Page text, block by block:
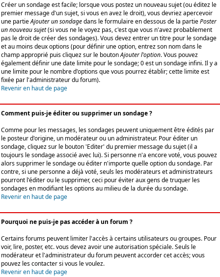
Créer un sondage est facile; lorsque vous postez un nouveau sujet (ou éditez le
premier message d'un sujet, si vous en avez le droit), vous devriez apercevoir
une partieAjouter un sondagedans le formulaire en dessous de la partiePoster
un nouveau sujet(si vous ne le voyez pas, c'est que vous n'avez probablement
pas le droit de créer des sondages). Vous devez entrer un titre pour le sondage
et au moins deux options (pour définir une option, entrez son nom dans le
champ approprié puis cliquez sur le boutonAjouter l'option. Vous pouvez
également définir une date limite pour le sondage; 0 est un sondage infini. Il y a
une limite pour le nombre d'options que vous pourrez établir; cette limite est
fixée par l'administrateur du forum).
Revenir en haut de page
Comment puis-je éditer ou supprimer un sondage ?
Comme pour les messages, les sondages peuvent uniquement être édités par
le posteur d'origine, un modérateur ou un administrateur. Pour éditer un
sondage, cliquez sur le bouton 'Editer' du premier message du sujet (il a
toujours le sondage associé avec lui). Si personne n'a encore voté, vous pouvez
alors supprimer le sondage ou éditer n'importe quelle option du sondage. Par
contre, si une personne a déjà voté, seuls les modérateurs et administrateurs
pourront l'éditer ou le supprimer, ceci pour éviter aux gens de truquer les
sondages en modifiant les options au milieu de la durée du sondage.
Revenir en haut de page
Pourquoi ne puis-je pas accéder à un forum ?
Certains forums peuvent limiter l'accès à certains utilisateurs ou groupes. Pour
voir, lire, poster, etc. vous devez avoir une autorisation spéciale. Seuls le
modérateur et l'administrateur du forum peuvent accorder cet accès; vous
pouvez les contacter si vous le voulez.
Revenir en haut de page